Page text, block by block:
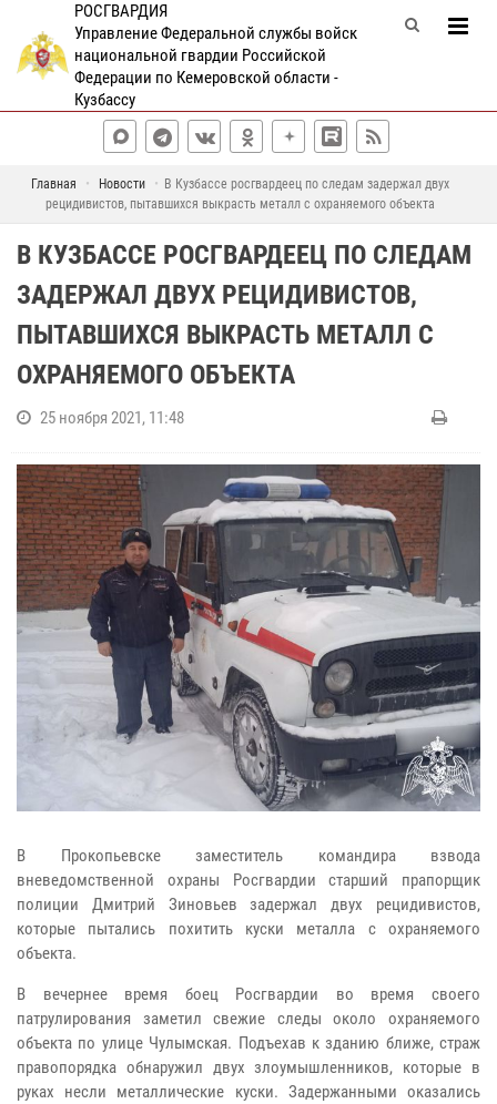
РОСГВАРДИЯ
Управление Федеральной службы войск
национальной гвардии Российской
Федерации по Кемеровской области -
Кузбассу
Главная Новости
В Кузбассе росгвардеец по следам задержал двух
рецидивистов, пытавшихся выкрасть металл с охраняемого объекта
В КУЗБАССЕ РОСГВАРДЕЕЦ ПО СЛЕДАМ
ЗАДЕРЖАЛ ДВУХ РЕЦИДИВИСТОВ,
ПЫТАВШИХСЯ ВЫКРАСТЬ МЕТАЛЛ С
ОХРАНЯЕМОГО ОБЪЕКТА
25 ноября 2021, 11:48
В Прокопьевске заместитель командира взвода
вневедомственной охраны Росгвардии старший прапорщик
полиции Дмитрий Зиновьев задержал двух рецидивистов,
которые пытались похитить куски металла с охраняемого
объекта.
В вечернее время боец Росгвардии во время своего
патрулирования заметил свежие следы около охраняемого
объекта по улице Чулымская. Подъехав к зданию ближе, страж
правопорядка обнаружил двух злоумышленников, которые в
руках несли металлические куски. Задержанными оказались